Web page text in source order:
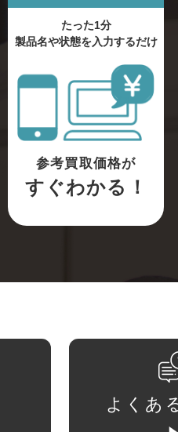
たった1分
製品名や状態を入力するだけ
参考買取価格が
すぐわかる！
よくあ